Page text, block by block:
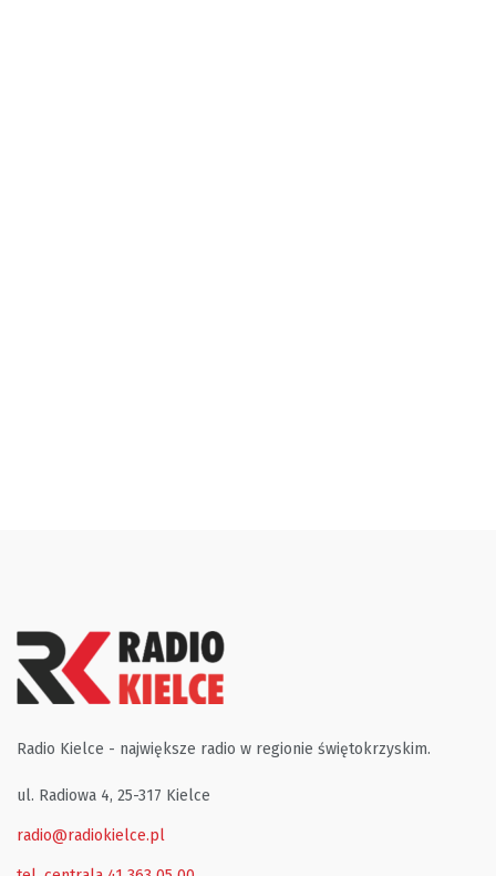
Radio Kielce - największe radio w regionie świętokrzyskim.
ul. Radiowa 4, 25-317 Kielce
radio@radiokielce.pl